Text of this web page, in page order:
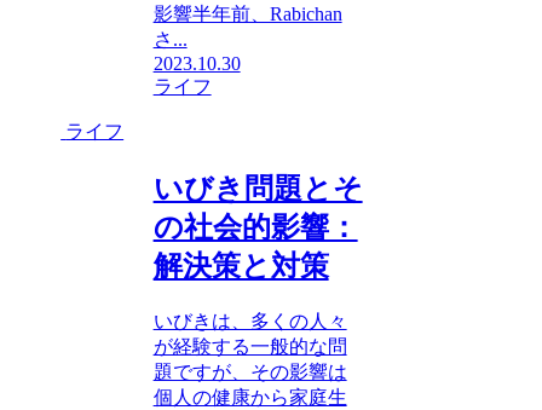
影響半年前、Rabichan
さ...
2023.10.30
ライフ
ライフ
いびき問題とそ
の社会的影響：
解決策と対策
いびきは、多くの人々
が経験する一般的な問
題ですが、その影響は
個人の健康から家庭生